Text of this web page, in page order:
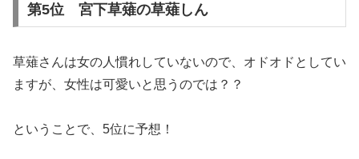
第5位 宮下草薙の草薙しん
草薙さんは女の人慣れしていないので、オドオドとしてい
ますが、女性は可愛いと思うのでは？？
ということで、5位に予想！